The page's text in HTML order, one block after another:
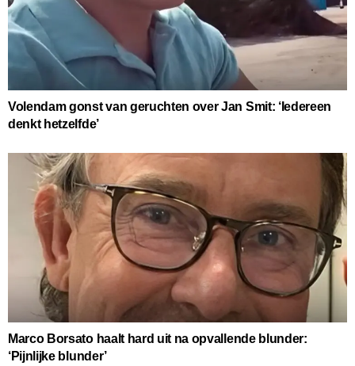
Volendam gonst van geruchten over Jan Smit: ‘Iedereen
denkt hetzelfde’
Marco Borsato haalt hard uit na opvallende blunder:
‘Pijnlijke blunder’